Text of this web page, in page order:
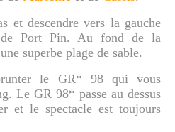
et descendre vers la gauche
de Port Pin. Au fond de la
superbe plage de sable.
le GR* 98 qui vous
Le GR 98* passe au dessus
et le spectacle est toujours